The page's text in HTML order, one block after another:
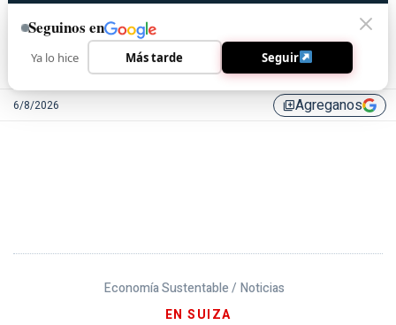
6/8/2026 library_addAgreganos
Economía Sustentable / Noticias
EN SUIZA
Seguinos en
Ya lo hice Más tarde Seguir